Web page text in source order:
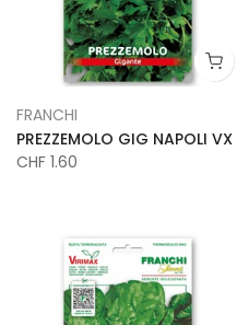
FRANCHI
PREZZEMOLO GIG NAPOLI VX
CHF 1.60